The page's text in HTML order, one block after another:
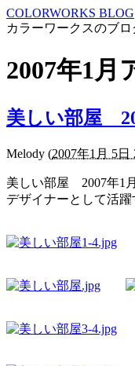
COLORWORKS BLOG
カラーワークスのブロ
2007年1月
美しい部屋
Melody (2007年1月 5日
美しい部屋 2007年1
デザイナーとして活